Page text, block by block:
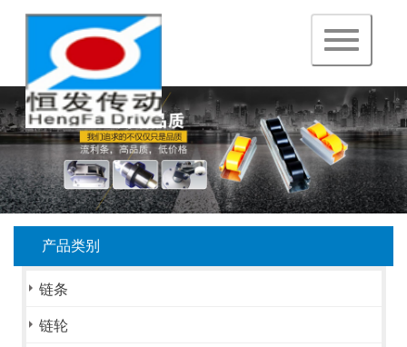
navigation
产品类别
链条
链轮